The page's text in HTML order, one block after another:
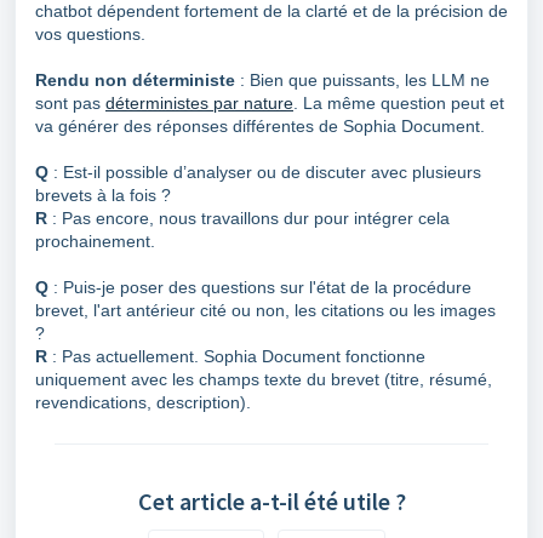
chatbot dépendent fortement de la clarté et de la précision de
vos questions.
Rendu non déterministe : Bien que puissants, les LLM ne
sont pas déterministes par nature. La même question peut et
va générer des réponses différentes de Sophia Document.
Q : Est-il possible d’analyser ou de discuter avec plusieurs
brevets à la fois ?
R : Pas encore, nous travaillons dur pour intégrer cela
prochainement.
Q : Puis-je poser des questions sur l'état de la procédure
brevet, l'art antérieur cité ou non, les citations ou les images
?
R : Pas actuellement. Sophia Document fonctionne
uniquement avec les champs texte du brevet (titre, résumé,
revendications, description).
Cet article a-t-il été utile ?